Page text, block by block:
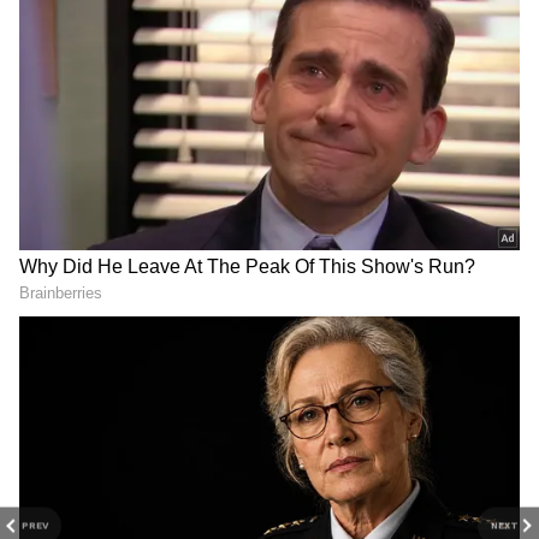
PREV NEXT
DOWNLOAD APP